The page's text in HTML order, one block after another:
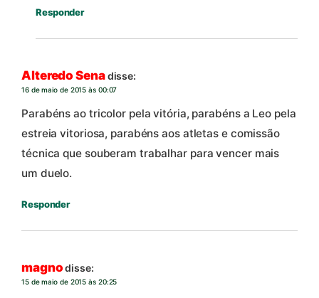
Responder
Alteredo Senadisse:
16 de maio de 2015 às 00:07
Parabéns ao tricolor pela vitória, parabéns a Leo pela
estreia vitoriosa, parabéns aos atletas e comissão
técnica que souberam trabalhar para vencer mais
um duelo.
Responder
magno disse:
15 de maio de 2015 às 20:25